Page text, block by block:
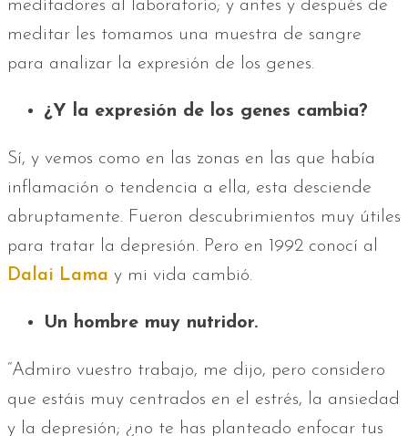
meditadores al laboratorio; y antes y después de
meditar les tomamos una muestra de sangre
para analizar la expresión de los genes.
¿Y la expresión de los genes cambia?
Sí, y vemos como en las zonas en las que había
inflamación o tendencia a ella, esta des­ciende
abruptamente. Fueron descubrimientos muy útiles
para tratar la depresión. Pero en 1992 ­conocí al
Dalai Lama y mi vida cambió.
Un hombre muy nutridor.
“Admiro vuestro trabajo, me dijo, pero considero
que estáis muy centrados en el estrés, la ansiedad
y la depresión; ¿no te has planteado enfocar tus